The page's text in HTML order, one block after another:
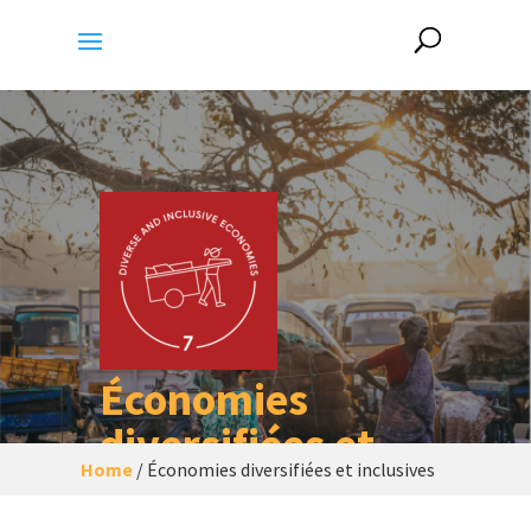
Économies
diversifiées et
inclusives
Home/ Économies diversifiées et inclusives